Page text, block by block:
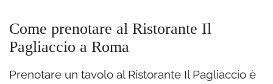
Come prenotare al Ristorante Il
Pagliaccio a Roma
Prenotare un tavolo al Ristorante Il Pagliaccio è